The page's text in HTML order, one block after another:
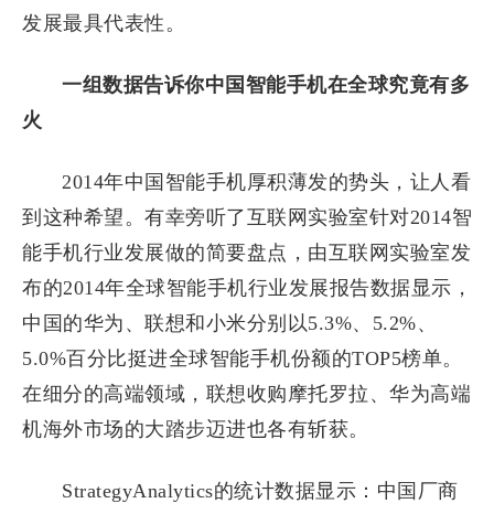
发展最具代表性。
一组数据告诉你中国智能手机在全球究竟有多
火
2014年中国智能手机厚积薄发的势头，让人看
到这种希望。有幸旁听了互联网实验室针对2014智
能手机行业发展做的简要盘点，由互联网实验室发
布的2014年全球智能手机行业发展报告数据显示，
中国的华为、联想和小米分别以5.3%、5.2%、
5.0%百分比挺进全球智能手机份额的TOP5榜单。
在细分的高端领域，联想收购摩托罗拉、华为高端
机海外市场的大踏步迈进也各有斩获。
StrategyAnalytics的统计数据显示：中国厂商